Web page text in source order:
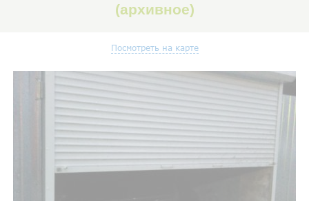
(архивное)
Посмотреть на карте